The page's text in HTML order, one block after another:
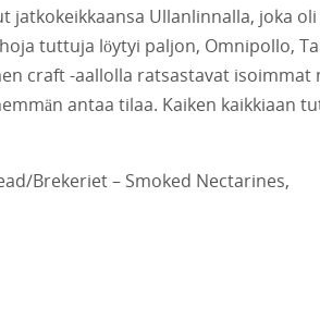
jatkokeikkaansa Ullanlinnalla, joka
tuttuja löytyi paljon, Omnipollo,
craft -aallolla ratsastavat isoimmat
antaa tilaa. Kaiken kaikkiaan
Brekeriet – Smoked Nectarines,